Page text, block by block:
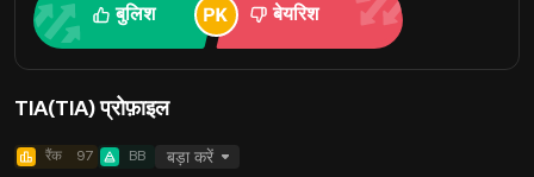
बुलिश बेयरिश
TIA(TIA) प्रोफ़ाइल
रैंक 97 BB बड़ा करें